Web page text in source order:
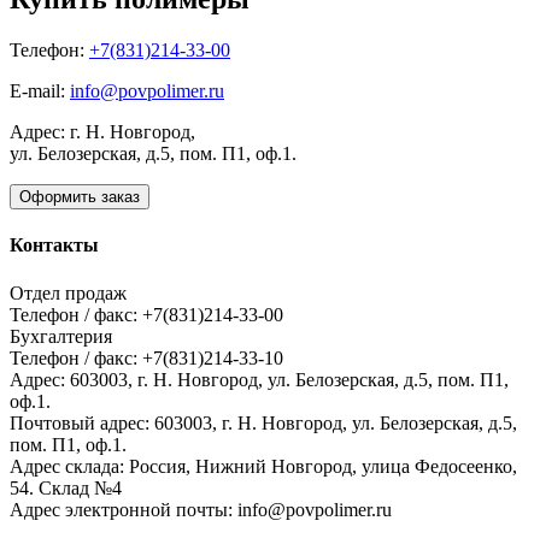
Телефон: +7(831)214-33-00
E-mail: info@povpolimer.ru
Адрес: г. Н. Новгород,
ул. Белозерская, д.5, пом. П1, оф.1.
Оформить заказ
Контакты
Отдел продаж
Телефон / факс: +7(831)214-33-00
Бухгалтерия
Телефон / факс: +7(831)214-33-10
Адрес: 603003, г. Н. Новгород, ул. Белозерская, д.5, пом. П1,
оф.1.
Почтовый адрес: 603003, г. Н. Новгород, ул. Белозерская, д.5,
пом. П1, оф.1.
Адрес склада: Россия, Нижний Новгород, улица Федосеенко,
54. Склад №4
Адрес электронной почты: info@povpolimer.ru